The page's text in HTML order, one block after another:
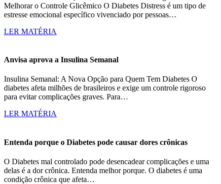
Melhorar o Controle Glicêmico O Diabetes Distress é um tipo de
estresse emocional específico vivenciado por pessoas…
LER MATÉRIA
Anvisa aprova a Insulina Semanal
Insulina Semanal: A Nova Opção para Quem Tem Diabetes O
diabetes afeta milhões de brasileiros e exige um controle rigoroso
para evitar complicações graves. Para…
LER MATÉRIA
Entenda porque o Diabetes pode causar dores crônicas
O Diabetes mal controlado pode desencadear complicações e uma
delas é a dor crônica. Entenda melhor porque. O diabetes é uma
condição crônica que afeta…